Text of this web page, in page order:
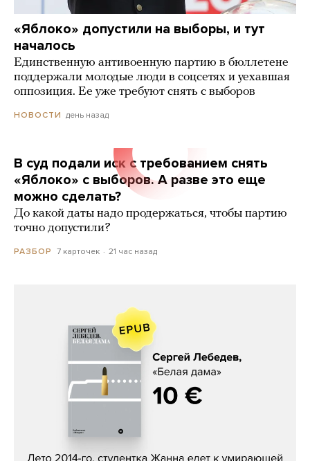
«Яблоко» допустили на выборы, и тут
началось
Единственную антивоенную партию в бюллетене
поддержали молодые люди в соцсетях и уехавшая
оппозиция. Ее уже требуют снять с выборов
НОВОСТИ день назад
В суд подали иск с требованием снять
«Яблоко» с выборов. А разве это еще
можно сделать?
До какой даты надо продержаться, чтобы партию
точно допустили?
РАЗБОР 7 карточек 21 час назад
Сергей Лебедев, «Белая дама»